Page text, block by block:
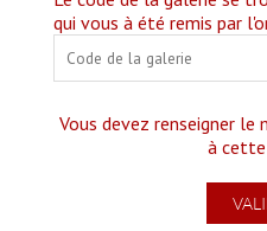
qui vous à été remis par
Vous devez renseigner le
à